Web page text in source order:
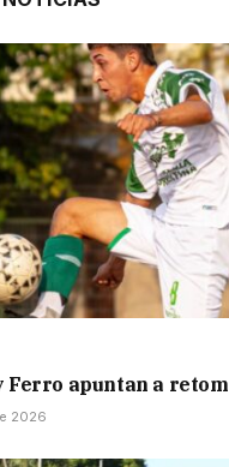
Ferro apuntan a
2026